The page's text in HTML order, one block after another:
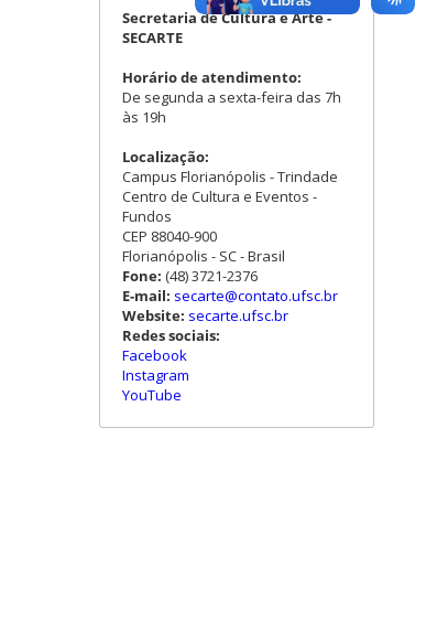
Secretaria de Cultura e Arte -
SECARTE
Horário de atendimento:
De segunda a sexta-feira das 7h
às 19h
Localização:
Campus Florianópolis - Trindade
Centro de Cultura e Eventos -
Fundos
CEP 88040-900
Florianópolis - SC - Brasil
Fone: (48) 3721-2376
E-mail: secarte@contato.ufsc.br
Website: secarte.ufsc.br
Redes sociais:
Facebook
Instagram
YouTube